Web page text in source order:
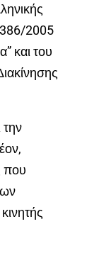
2005
και του
την
που